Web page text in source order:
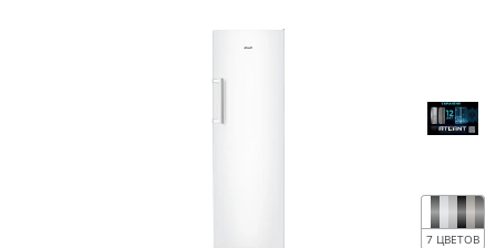
7 ЦВЕТОВ